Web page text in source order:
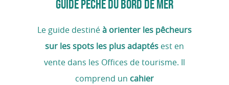
GUIDE PÊCHE DU BORD DE MER
Le guide destinéà orienter les pêcheurs
sur les spots les plus adaptés est en
vente dans les Offices de tourisme. Il
comprend un cahier